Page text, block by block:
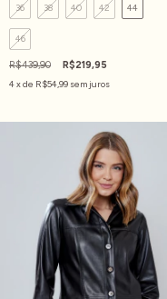
36 38 40 42 44
46
R$439,90
R$219,95
4x de R$54,99 sem juros